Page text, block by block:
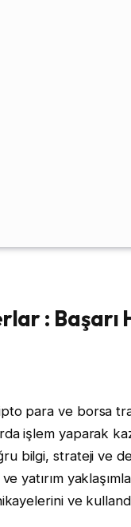
:
para ve borsa
işlem yaparak
bilgi, strateji ve
yatırım
ve